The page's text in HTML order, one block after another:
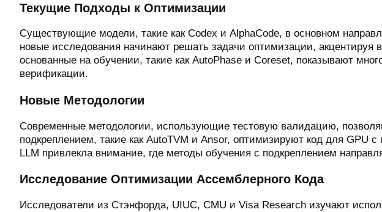
Текущие Подходы к Оптимизации
Существующие модели, такие как Codex и AlphaCode, в основном
новые исследования начинают решать задачи оптимизации,
основанные на обучении, такие как AutoPhase и Coreset, показывают
верификации.
Новые Методологии
Современные методологии, использующие тестовую валидацию,
подкреплением, такие как AutoTVM и Ansor, оптимизируют код для
LLM привлекла внимание, где методы обучения с подкреплением
Исследование Оптимизации Ассемблерного Кода
Исследователи из Стэнфорда, UIUC, CMU и Visa Research изучают